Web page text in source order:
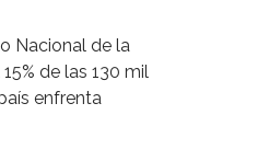
Nacional de la
de las 130 mil
enfrenta